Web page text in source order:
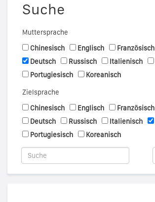
Suche
Muttersprache
Chinesisch
Englisch Französisch
Deutsch
Russisch Italienisch
Portugiesisch
Koreanisch
Zielsprache
Chinesisch
Englisch Französisch
Deutsch
Russisch Italienisch
Portugiesisch
Koreanisch